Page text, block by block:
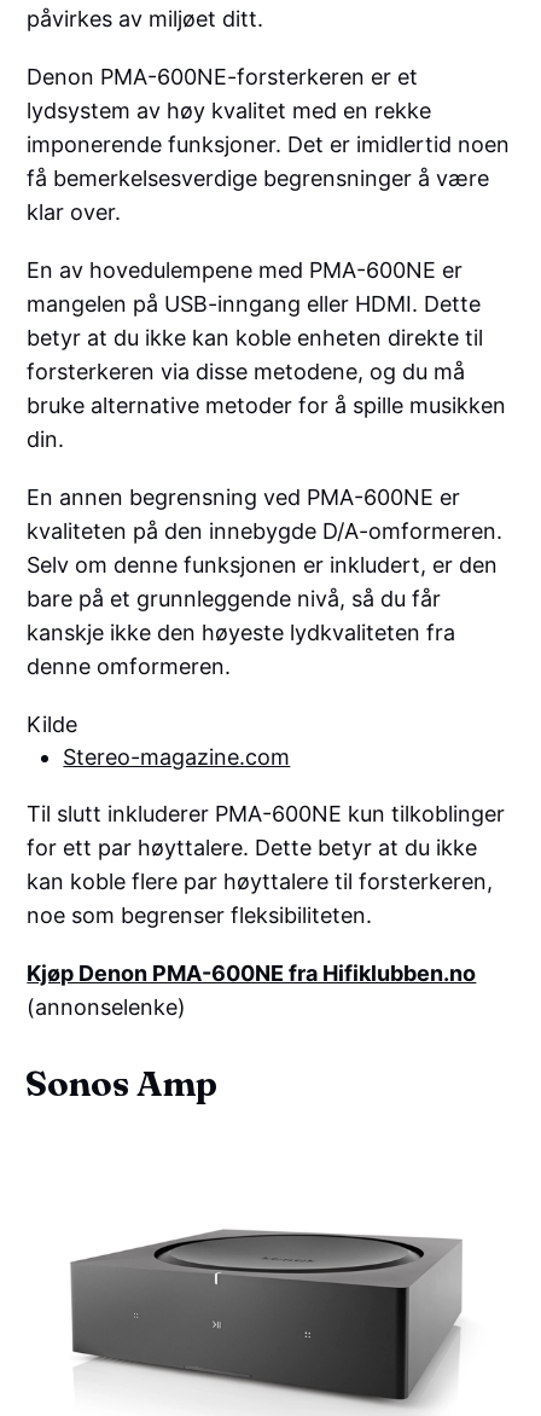
påvirkes av miljøet ditt.
Denon PMA-600NE-forsterkeren er et
lydsystem av høy kvalitet med en rekke
imponerende funksjoner. Det er imidlertid noen
få bemerkelsesverdige begrensninger å være
klar over.
En av hovedulempene med PMA-600NE er
mangelen på USB-inngang eller HDMI. Dette
betyr at du ikke kan koble enheten direkte til
forsterkeren via disse metodene, og du må
bruke alternative metoder for å spille musikken
din.
En annen begrensning ved PMA-600NE er
kvaliteten på den innebygde D/A-omformeren.
Selv om denne funksjonen er inkludert, er den
bare på et grunnleggende nivå, så du får
kanskje ikke den høyeste lydkvaliteten fra
denne omformeren.
Kilde
Stereo-magazine.com
Til slutt inkluderer PMA-600NE kun tilkoblinger
for ett par høyttalere. Dette betyr at du ikke
kan koble flere par høyttalere til forsterkeren,
noe som begrenser fleksibiliteten.
Kjøp Denon PMA-600NE fra Hifiklubben.no
(annonselenke)
Sonos Amp